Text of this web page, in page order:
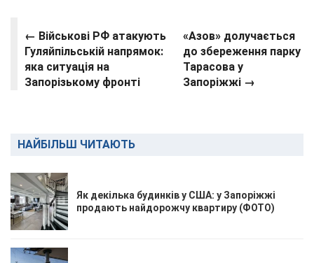
← Військові РФ атакують
Гуляйпільській напрямок:
яка ситуація на
Запорізькому фронті
«Азов» долучається
до збереження парку
Тарасова у
Запоріжжі →
НАЙБІЛЬШ ЧИТАЮТЬ
Як декілька будинків у США: у Запоріжжі
продають найдорожчу квартиру (ФОТО)